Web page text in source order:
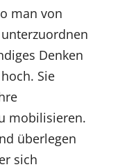
man von
Denken
Sie
mobilisieren.
überlegen
sich